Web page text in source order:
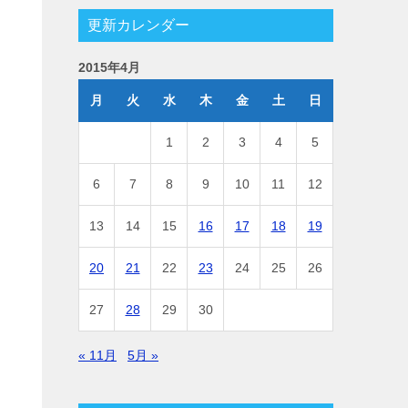
更新カレンダー
2015年4月
月 火 水 木 金 土 日
1 2 3 4 5
6 7 8 9 10 11 12
13 14 15 16 17 18 19
20 21 22 23 24 25 26
27 28 29 30
« 11月 5月 »